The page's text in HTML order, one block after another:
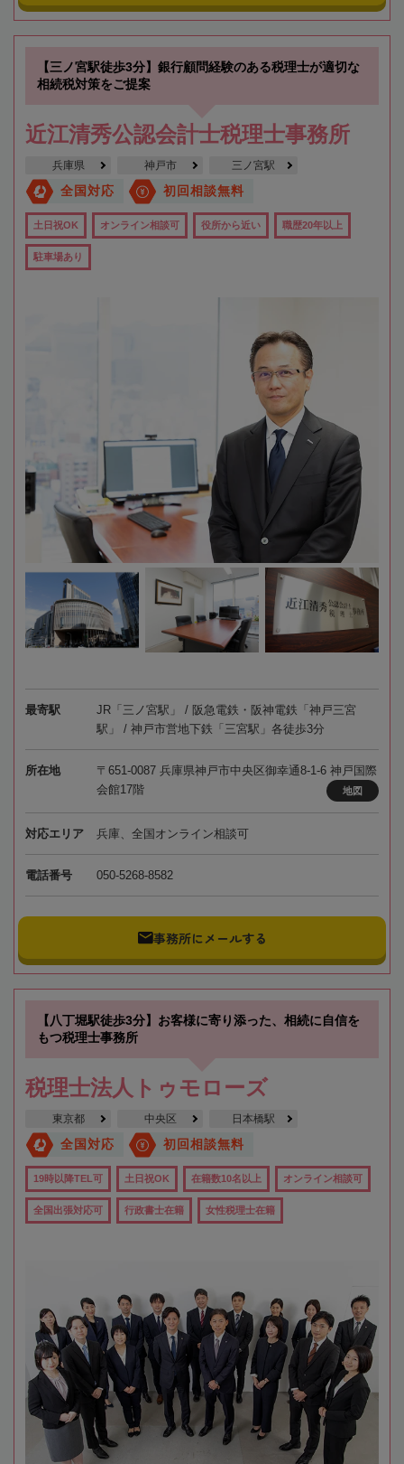
【三ノ宮駅徒歩3分】銀行顧問経験のある税理士が適切な
相続税対策をご提案
近江清秀公認会計士税理士事務所
兵庫県 神戸市 三ノ宮駅
全国対応 初回相談無料
土日祝OK オンライン相談可 役所から近い 職歴20年以上
駐車場あり
最寄駅
JR「三ノ宮駅」 / 阪急電鉄・阪神電鉄「神戸三宮
駅」 / 神戸市営地下鉄「三宮駅」各徒歩3分
所在地
〒651-0087 兵庫県神戸市中央区御幸通8-1-6 神戸国際
会館17階
地図
対応エリア 兵庫、全国オンライン相談可
電話番号 050-5268-8582
事務所にメールする
【八丁堀駅徒歩3分】お客様に寄り添った、相続に自信を
もつ税理士事務所
税理士法人トゥモローズ
東京都 中央区 日本橋駅
全国対応 初回相談無料
19時以降TEL可 土日祝OK 在籍数10名以上 オンライン相談可
全国出張対応可 行政書士在籍 女性税理士在籍